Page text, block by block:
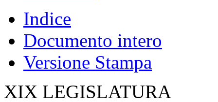
Indice
Documento intero
Versione Stampa
XIX LEGISLATURA